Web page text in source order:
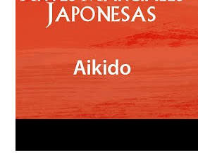
Fondo Editorial
Teatro Peruano Japonés